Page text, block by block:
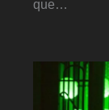
que…